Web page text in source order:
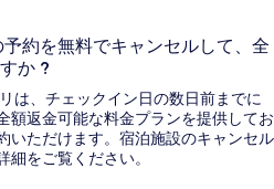
約を無料でキャンセルして、全
か ?
は、チェックイン日の数日前までに
額返金可能な料金プランを提供してお
いただけます。宿泊施設のキャンセル
をご覧ください。